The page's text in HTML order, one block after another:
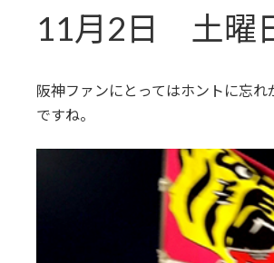
11月2日 土曜
阪神ファンにとってはホントに忘
ですね。